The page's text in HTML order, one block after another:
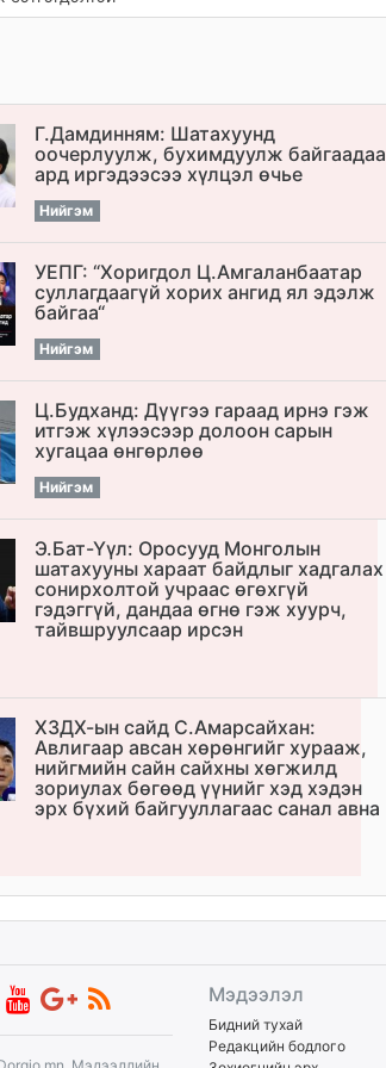
Г.Дамдинням: Шатахуунд
оочерлуулж, бухимдуулж байгаадаа
ард иргэдээсээ хүлцэл өчье
Нийгэм
УЕПГ: “Хоригдол Ц.Амгаланбаатар
cуллагдаагүй хорих ангид ял эдэлж
байгаа“
Нийгэм
Ц.Будханд: Дүүгээ гараад ирнэ гэж
итгэж хүлээсээр долоон сарын
хугацаа өнгөрлөө
Нийгэм
Э.Бат-Үүл: Оросууд Монголын
шатахууны хараат байдлыг хадгалах
сонирхолтой учраас өгөхгүй
гэдэггүй, дандаа өгнө гэж хуурч,
тайвшруулсаар ирсэн
ХЗДХ-ын сайд С.Амарсайхан:
Авлигаар авсан хөрөнгийг хурааж,
нийгмийн сайн сайхны хөгжилд
зориулах бөгөөд үүнийг хэд хэдэн
эрх бүхий байгууллагаас санал авна
Мэдээлэл
Бидний тухай
Редакцийн бодлого